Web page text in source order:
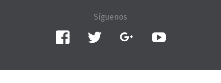
Facebook Twitter Google+